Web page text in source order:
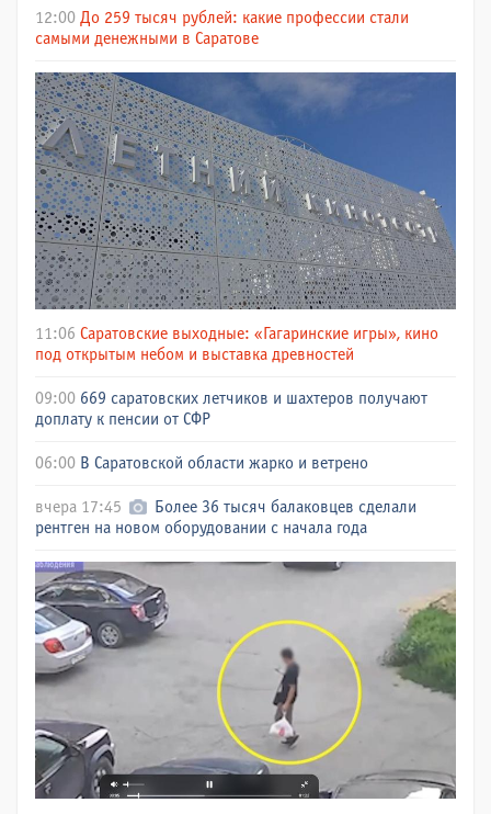
12:00 До 259 тысяч рублей: какие профессии стали
самыми денежными в Саратове
11:06 Саратовские выходные: «Гагаринские игры», кино
под открытым небом и выставка древностей
09:00 669 саратовских летчиков и шахтеров получают
доплату к пенсии от СФР
06:00 В Саратовской области жарко и ветрено
вчера 17:45
Более 36 тысяч балаковцев сделали
рентген на новом оборудовании с начала года